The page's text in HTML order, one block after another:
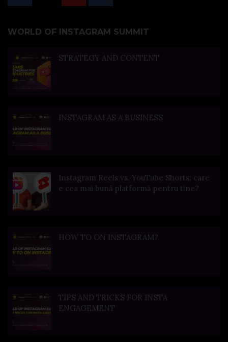
WORLD OF INSTAGRAM SUMMIT
STRATEGY AND CONTENT
INSTAGRAM AS A BUSINESS
Instagram Reels vs. YouTube Shorts: care
e cea mai bună platformă pentru tine?
HOW TO ON INSTAGRAM?
TIPS AND TRICKS FOR INSTA
ENGAGEMENT